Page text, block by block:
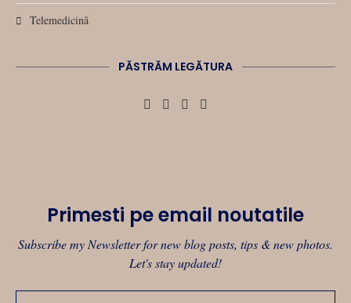
Telemedicină
PĂSTRĂM LEGĂTURA
Primesti pe email noutatile
Subscribe my Newsletter for new blog posts, tips & new photos.
Let's stay updated!